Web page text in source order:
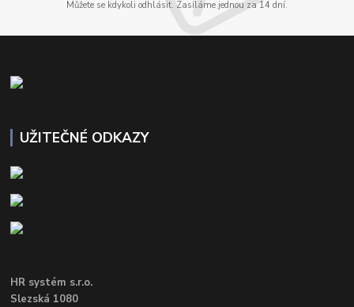
Můžete se kdykoli odhlásit. Zasíláme jednou za 14 dní.
UŽITEČNÉ ODKAZY
HR systém s.r.o.
Slezská 1080